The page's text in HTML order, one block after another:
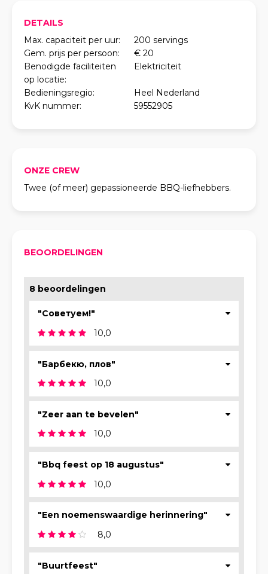
DETAILS
Max. capaciteit per uur:
200 servings
Gem. prijs per persoon:
€ 20
Benodigde faciliteiten
op locatie:
Elektriciteit
Bedieningsregio:
Heel Nederland
KvK nummer:
59552905
ONZE CREW
Twee (of meer) gepassioneerde BBQ-liefhebbers.
BEOORDELINGEN
8 beoordelingen
"Советуем!"
10,0
"Барбекю, плов"
10,0
"Zeer aan te bevelen"
10,0
"Bbq feest op 18 augustus"
10,0
"Een noemenswaardige herinnering"
8,0
"Buurtfeest"